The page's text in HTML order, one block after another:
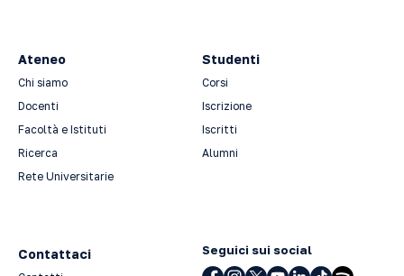
Ateneo
Chi siamo
Docenti
Facoltà e Istituti
Ricerca
Rete Universitarie
Studenti
Corsi
Iscrizione
Iscritti
Alumni
Contattaci Seguici sui social